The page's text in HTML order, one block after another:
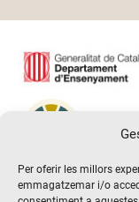
Per oferir les millors
emmagatzemar i/o